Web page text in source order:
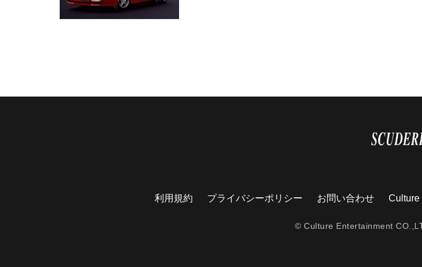
利用規約 プライバシーポリシー お問い合わせ Culture
© Culture Entertainment